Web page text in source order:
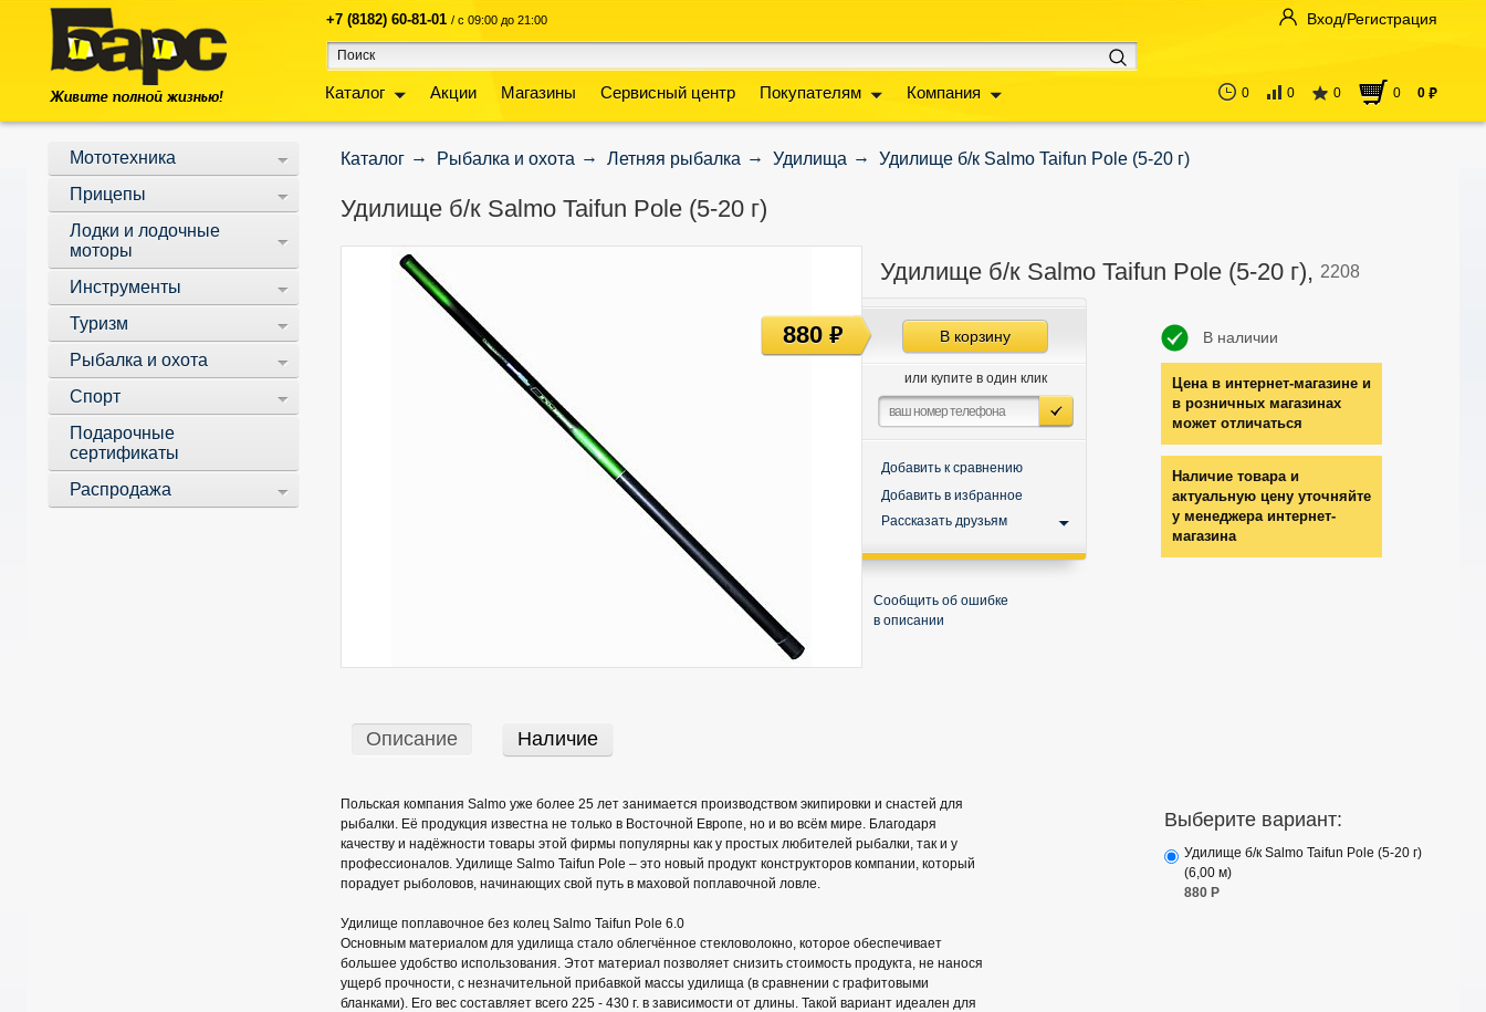
+7 (8182) 60-81-01 / с 09:00 до 21:00
Каталог Акции Магазины Сервисный центр Покупателям Компания
Вход/Регистрация
0 0 0 0 0 руб
Мототехника
Прицепы
Лодки и лодочные
моторы
Инструменты
Туризм
Рыбалка и охота
Спорт
Подарочные
сертификаты
Распродажа
Каталог Рыбалка и охота Летняя рыбалка Удилища Удилище б/к Salmo Taifun Pole (5-20 г)
Удилище б/к Salmo Taifun Pole (5-20 г)
Удилище б/к Salmo Taifun Pole (5-20 г), 2208
В наличии
Цена в интернет-магазине и
в розничных магазинах
может отличаться
Наличие товара и
актуальную цену уточняйте
у менеджера интернет-
магазина
В корзину
или купите в один клик
Добавить к сравнению
Добавить в избранное
Рассказать друзьям
Сообщить об ошибке
в описании
880руб
Выберите вариант:
Удилище б/к Salmo Taifun Pole (5-20 г)
(6,00 м)
880 Р
Описание Наличие
Польская компания Salmo уже более 25 лет занимается производством экипировки и снастей для
рыбалки. Её продукция известна не только в Восточной Европе, но и во всём мире. Благодаря
качеству и надёжности товары этой фирмы популярны как у простых любителей рыбалки, так и у
профессионалов. Удилище Salmo Taifun Pole – это новый продукт конструкторов компании, который
порадует рыболовов, начинающих свой путь в маховой поплавочной ловле.
Удилище поплавочное без колец Salmo Taifun Pole 6.0
Основным материалом для удилища стало облегчённое стекловолокно, которое обеспечивает
большее удобство использования. Этот материал позволяет снизить стоимость продукта, не нанося
ущерб прочности, с незначительной прибавкой массы удилища (в сравнении с графитовыми
бланками). Его вес составляет всего 225 - 430 г. в зависимости от длины. Такой вариант идеален для